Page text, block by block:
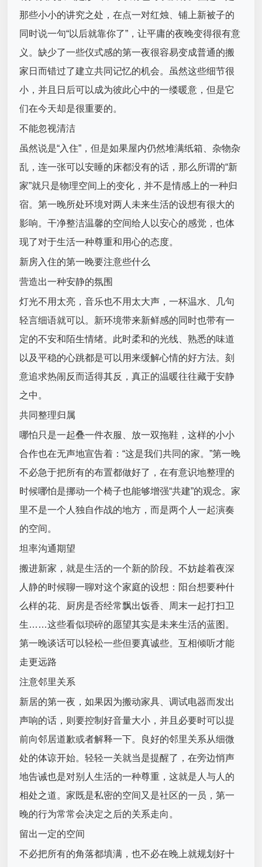
那些小小的讲究之处，在点一对红烛、铺上新被子的
同时说一句“以后就靠你了”，让平庸的夜晚变得很有意
义。缺少了一些仪式感的第一夜很容易变成普通的搬
家日而错过了建立共同记忆的机会。虽然这些细节很
小，并且日后可以成为彼此心中的一缕暖意，但是它
们在今天却是很重要的。
不能忽视清洁
虽然说是“入住”，但是如果屋内仍然堆满纸箱、杂物杂
乱，连一张可以安睡的床都没有的话，那么所谓的“新
家”就只是物理空间上的变化，并不是情感上的一种归
宿。第一晚所处环境对两人未来生活的设想有很大的
影响。干净整洁温馨的空间给人以安心的感觉，也体
现了对于生活一种尊重和用心的态度。
新房入住的第一晚要注意些什么
营造出一种安静的氛围
灯光不用太亮，音乐也不用太大声，一杯温水、几句
轻言细语就可以。新环境带来新鲜感的同时也带有一
定的不安和陌生情绪。此时柔和的光线、熟悉的味道
以及平稳的心跳都是可以用来缓解心情的好方法。刻
意追求热闹反而适得其反，真正的温暖往往藏于安静
之中。
共同整理归属
哪怕只是一起叠一件衣服、放一双拖鞋，这样的小小
合作也在无声地宣告着：“这是我们共同的家。”第一晚
不必急于把所有的布置都做好了，在有意识地整理的
时候哪怕是挪动一个椅子也能够增强“共建”的观念。家
里不是一个人独自作战的地方，而是两个人一起演奏
的空间。
坦率沟通期望
搬进新家，就是生活的一个新的阶段。不妨趁着夜深
人静的时候聊一聊对这个家庭的设想：阳台想要种什
么样的花、厨房是否经常飘出饭香、周末一起打扫卫
生……这些看似琐碎的愿望其实是未来生活的蓝图。
第一晚谈话可以轻松一些但要真诚些。互相倾听才能
走更远路
注意邻里关系
新居的第一夜，如果因为搬动家具、调试电器而发出
声响的话，则要控制好音量大小，并且必要时可以提
前向邻居道歉或者解释一下。良好的邻里关系从细微
处的体谅开始。轻轻一关就当是提醒了，在旁边悄声
地告诫也是对别人生活的一种尊重，这就是人与人的
相处之道。家既是私密的空间又是社区的一员，第一
晚的行为常常会决定之后的关系走向。
留出一定的空间
不必把所有的角落都填满，也不必在晚上就规划好十